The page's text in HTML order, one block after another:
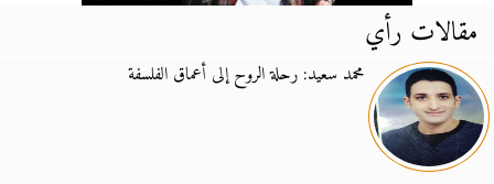
مقالات رأي
محمد سعيد: رحلة الروح إلى أعماق الفلسفة